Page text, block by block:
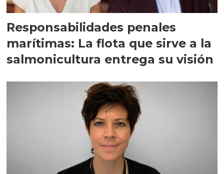
Responsabilidades penales
marítimas: La flota que sirve a la
salmonicultura entrega su visión